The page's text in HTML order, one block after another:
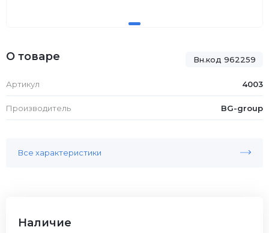
Вн.код 962259
О товаре
Артикул 4003
Производитель BG-group
Все характеристики
Наличие